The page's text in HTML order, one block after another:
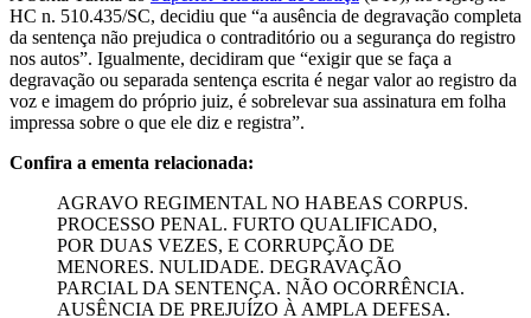
HC n. 510.435/SC, decidiu que “a ausência de degravação completa
da sentença não prejudica o contraditório ou a segurança do registro
nos autos”. Igualmente, decidiram que “exigir que se faça a
degravação ou separada sentença escrita é negar valor ao registro da
voz e imagem do próprio juiz, é sobrelevar sua assinatura em folha
impressa sobre o que ele diz e registra”.
Confira a ementa relacionada:
AGRAVO REGIMENTAL NO HABEAS CORPUS.
PROCESSO PENAL. FURTO QUALIFICADO,
POR DUAS VEZES, E CORRUPÇÃO DE
MENORES. NULIDADE. DEGRAVAÇÃO
PARCIAL DA SENTENÇA. NÃO OCORRÊNCIA.
AUSÊNCIA DE PREJUÍZO À AMPLA DEFESA.